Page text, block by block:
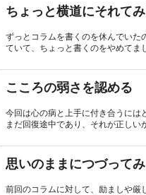
ちょっと横道にそれて
ずっとコラムを書くのを休んでいた
ていて、ちょっと書くのをやめてま
こころの弱さを認める
今回は心の病と上手に付き合うには
まだ回復途中であり、それが正し
思いのままにつづって
前回のコラムに対して、励ましや厳